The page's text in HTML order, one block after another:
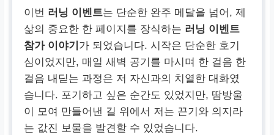
이번 러닝 이벤트는 단순한 완주 메달을 넘어, 제
삶의 중요한 한 페이지를 장식하는 러닝 이벤트
참가 이야기 가 되었습니다. 시작은 단순한 호기
심이었지만, 매일 새벽 공기를 마시며 한 걸음 한
걸음 내딛는 과정은 저 자신과의 치열한 대화였
습니다. 포기하고 싶은 순간도 있었지만, 땀방울
이 모여 만들어낸 길 위에서 저는 끈기와 의지라
는 값진 보물을 발견할 수 있었습니다.